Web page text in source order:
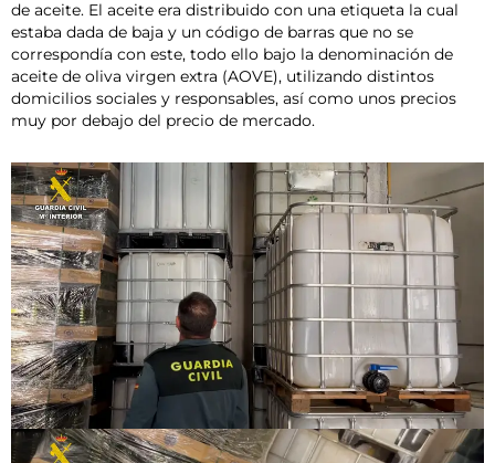
de aceite. El aceite era distribuido con una etiqueta la cual
estaba dada de baja y un código de barras que no se
correspondía con este, todo ello bajo la denominación de
aceite de oliva virgen extra (AOVE), utilizando distintos
domicilios sociales y responsables, así como unos precios
muy por debajo del precio de mercado.